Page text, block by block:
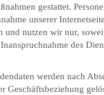
gestattet.
unserer
und nutzen wir nur,
des
werden nach
Geschäftsbeziehung